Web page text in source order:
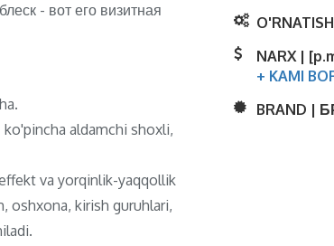
- вот его визитная
aldamchi shoxli,
va yorqinlik-yaqqollik
oshxona, kirish guruhlari,
NARX |
+ KAMI
BRAND |